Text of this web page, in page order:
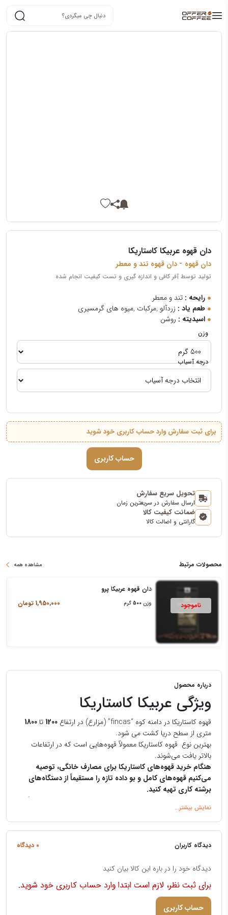
دان قهوه عربیکا کاستاریکا
دان قهوه - دان قهوه تند و معطر
تولید توسط آفر کافی و اندازه گیری و تست کیفیت انجام شده
رایحه : تند و معطر
طعم یاد : زردآلو ,مرکبات ,میوه های گرمسیری
اسیدیته : روشن
وزن
درجه آسیاب
برای ثبت سفارش وارد حساب کاربری خود شوید
حساب کاربری
تحویل سریع سفارش
ارسال سفارش در سریعترین زمان
ضمانت کیفیت کالا
گارانتی و اصالت کالا
محصولات مرتبط مشاهده همه
دان قهوه عربیکا پرو
وزن 500 گرم 1,950,000 تومان
درباره محصول
ویژگی عربیکا کاستاریکا
قهوه کاستاریکا در دامنه کوه “fincas” (مزارع) در ارتفاع 1200 تا 1800
متری از سطح دریا کشت می شود.
بهترین نوع قهوه کاستاریکا معمولاً قهوه‌هایی است که در ارتفاعات
بالاتر یافت می‌شوند.
هنگام خرید قهوه‌های کاستاریکا برای مصارف خانگی، توصیه
می‌کنیم قهوه‌های کامل و بو داده تازه را مستقیماً از دستگاه‌های
برشته کاری تهیه کنید.
خرید یک محصول مارک دار که هفته ها یا ماه ها در یک فروشگاه
مواد غذایی یا در انبارهای یک فروشگاه روی قفسه قرار می گیرد،
نسبتاً بی مزه و کهنه خواهد بود و به شما اجازه نمی دهد طعم
کامل این قهوه های درجه یک را تجربه کنید.
کاستاریکا رتبه
بزرگترین کشور تولید کننده قهوه در جهان است،
تولید 107,819 تن
صادرات 65,652 تن
شاید به نظر خیلی زیاد بیاید، اما فقط 1.1 درصد از قهوه تولید شده در
سراسر جهان است.
دیدگاه کاربران 0 دیدگاه
دیدگاه خود را در باره این کالا بیان کنید
برای ثبت نظر، لازم است ابتدا وارد حساب کاربری خود شوید.
حساب کاربری